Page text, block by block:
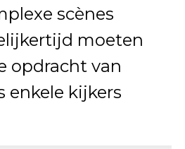
scènes
moeten
opdracht van
enkele kijkers